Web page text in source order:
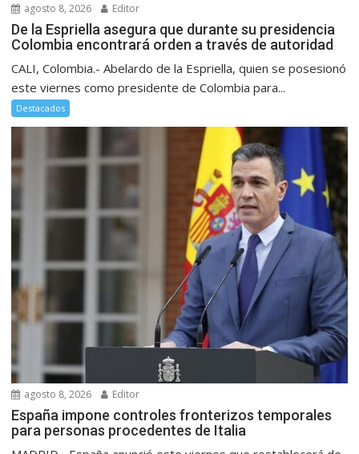
agosto 8, 2026 Editor
De la Espriella asegura que durante su presidencia
Colombia encontrará orden a través de autoridad
CALI, Colombia.- Abelardo de la Espriella, quien se posesionó
este viernes como presidente de Colombia para...
Destacados
agosto 8, 2026 Editor
España impone controles fronterizos temporales
para personas procedentes de Italia